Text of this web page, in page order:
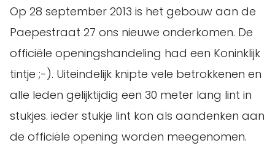
Op 28 september 2013 is het gebouw aan de
Paepestraat 27 ons nieuwe onderkomen. De
officiële openingshandeling had een Koninklijk
tintje ;-). Uiteindelijk knipte vele betrokkenen en
alle leden gelijktijdig een 30 meter lang lint in
stukjes. ieder stukje lint kon als aandenken aan
de officiële opening worden meegenomen.